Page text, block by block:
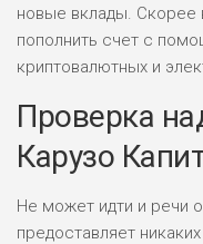
РИСКИ: НИЗКИЕ
ДОХОД: ВЫСОКИЙ
БЮДЖЕТ:
новые вклады.
пополнить счет с
криптовалютных и
Проверка
Карузо
Не может идти и речи
предоставляет